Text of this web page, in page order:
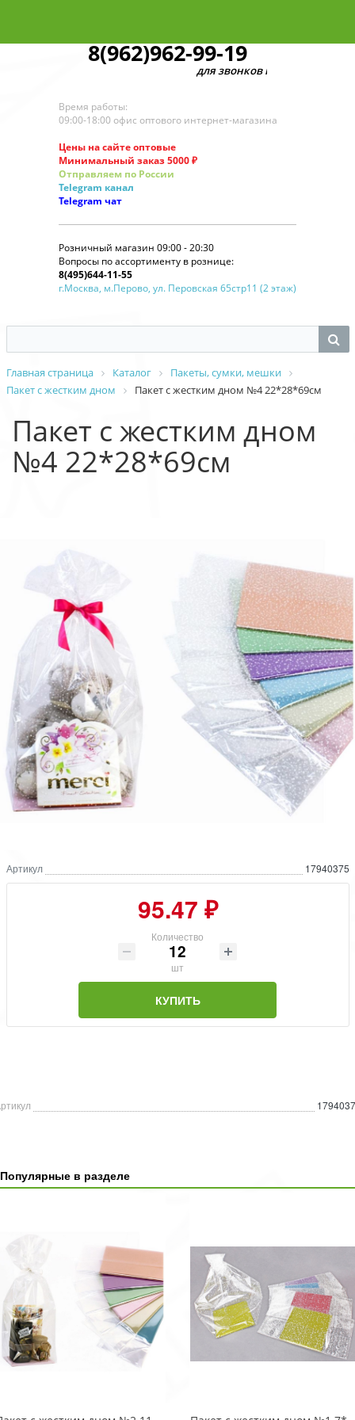
8(962)962-99-19
для звонков по оптовым заказам
Время работы:
09:00-18:00 офис оптового интернет-магазина
Цены на сайте оптовые
Минимальный заказ 5000 ₽
Отправляем по России
Telegram канал
Telegram чат
Розничный магазин 09:00 - 20:30
Вопросы по ассортименту в рознице:
8(495)644-11-55
г.Москва, м.Перово, ул. Перовская 65стр11 (2 этаж)
Главная страница Каталог
Пакеты, сумки, мешки
Пакет с жестким дном
Пакет с жестким дном №4 22*28*69см
Пакет с жестким дном
№4 22*28*69см
Артикул 17940375
95.47 ₽
Количество
шт
КУПИТЬ
Популярные в разделе